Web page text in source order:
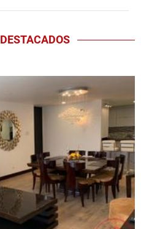
DESTACADOS